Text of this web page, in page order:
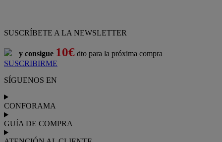
SUSCRÍBETE A LA NEWSLETTER
y consigue 10€ dto para la próxima compra
SUSCRIBIRME
SÍGUENOS EN
CONFORAMA
GUÍA DE COMPRA